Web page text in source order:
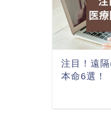
注目！遠
本命6選！